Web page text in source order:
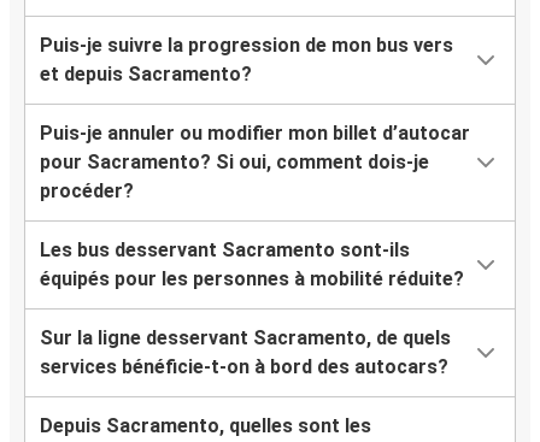
Puis-je suivre la progression de mon bus vers
et depuis Sacramento?
Puis-je annuler ou modifier mon billet d’autocar
pour Sacramento? Si oui, comment dois-je
procéder?
Les bus desservant Sacramento sont-ils
équipés pour les personnes à mobilité réduite?
Sur la ligne desservant Sacramento, de quels
services bénéficie-t-on à bord des autocars?
Depuis Sacramento, quelles sont les